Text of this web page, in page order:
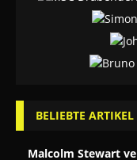
BELIEBTE ARTIKEL
Malcolm Stewart